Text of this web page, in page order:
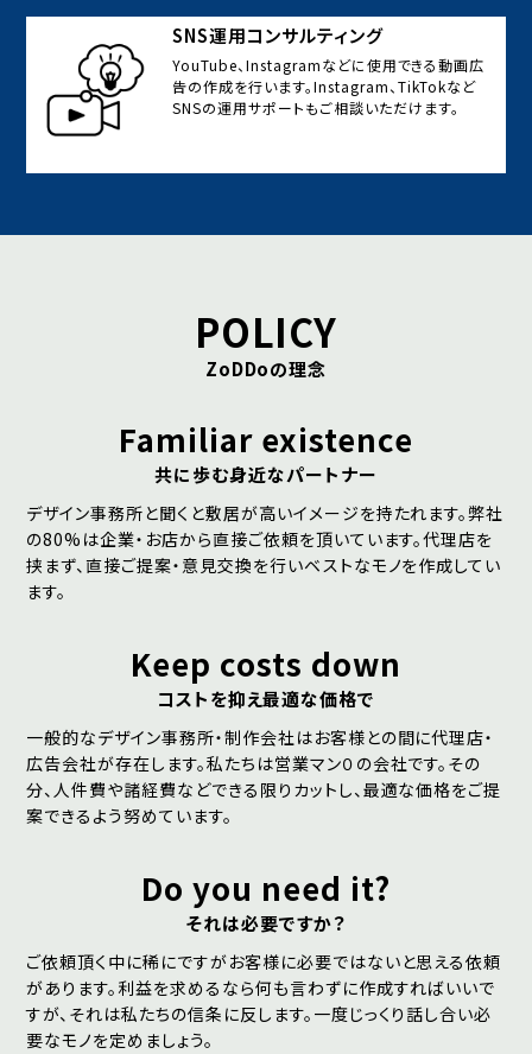
SNS運用コンサルティング
YouTube、Instagramなどに使用できる動画広
告の作成を行います。Instagram、TikTokなど
SNSの運用サポートもご相談いただけます。
POLICY
Familiar existence
共に歩む身近なパートナー
デザイン事務所と聞くと敷居が高いイメージを持たれます。弊社
の80%は企業・お店から直接ご依頼を頂いています。代理店を
挟まず、直接ご提案・意見交換を行いベストなモノを作成してい
ます。
Keep costs down
コストを抑え最適な価格で
一般的なデザイン事務所・制作会社はお客様との間に代理店・
広告会社が存在します。私たちは営業マン０の会社です。その
分、人件費や諸経費などできる限りカットし、最適な価格をご提
案できるよう努めています。
Do you need it?
それは必要ですか？
ご依頼頂く中に稀にですがお客様に必要ではないと思える依頼
があります。利益を求めるなら何も言わずに作成すればいいで
すが、それは私たちの信条に反します。一度じっくり話し合い必
要なモノを定めましょう。